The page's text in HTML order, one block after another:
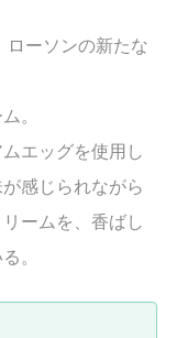
ローソンの新たな
。
エッグを使用し
感じられながら
ームを、香ばし
。